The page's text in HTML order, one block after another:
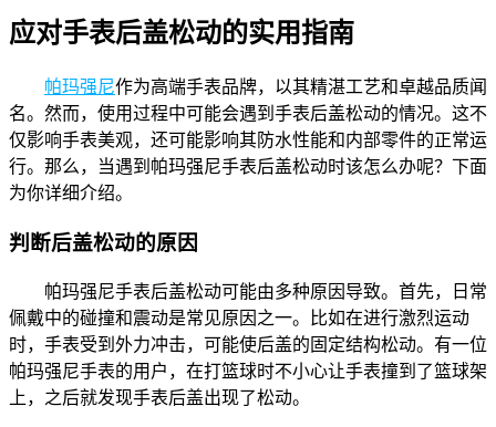
应对手表后盖松动的实用指南
帕玛强尼作为高端手表品牌，以其精湛工艺和卓越品质闻
名。然而，使用过程中可能会遇到手表后盖松动的情况。这不
仅影响手表美观，还可能影响其防水性能和内部零件的正常运
行。那么，当遇到帕玛强尼手表后盖松动时该怎么办呢？下面
为你详细介绍。
判断后盖松动的原因
帕玛强尼手表后盖松动可能由多种原因导致。首先，日常
佩戴中的碰撞和震动是常见原因之一。比如在进行激烈运动
时，手表受到外力冲击，可能使后盖的固定结构松动。有一位
帕玛强尼手表的用户，在打篮球时不小心让手表撞到了篮球架
上，之后就发现手表后盖出现了松动。